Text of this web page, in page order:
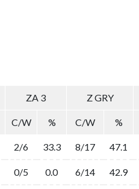
ZA 3 Z GRY
C/W % C/W %
2/6 33.3 8/17 47.1
0/5 0.0 6/14 42.9